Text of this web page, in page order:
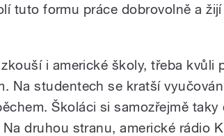
tuto formu práce dobrovolně a
i americké školy, třeba kvůli
Na studentech se kratší
Školáci si samozřejmě
druhou stranu, americké rádio